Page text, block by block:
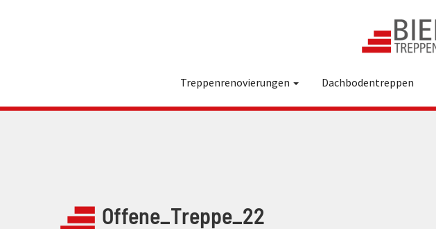
Treppenrenovierungen Dachbodentreppen
Offene_Treppe_22